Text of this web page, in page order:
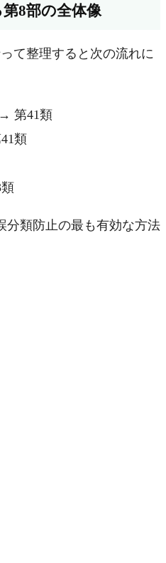
8部の全体像
て整理すると次の流れに
第41類
類
分類防止の最も有効な方法